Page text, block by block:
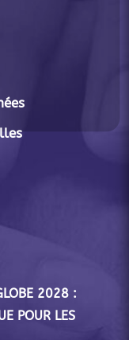
2028 :
POUR LES